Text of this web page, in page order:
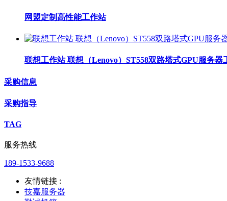
网盟定制高性能工作站
联想工作站 联想（Lenovo）ST558双路塔式GPU服务
采购信息
采购指导
TAG
服务热线
189-1533-9688
友情链接 :
技嘉服务器